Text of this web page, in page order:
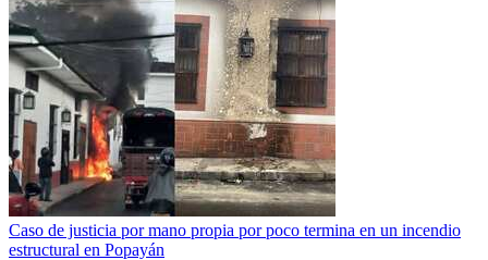
Caso de justicia por mano propia por poco termina en un incendio
estructural en Popayán